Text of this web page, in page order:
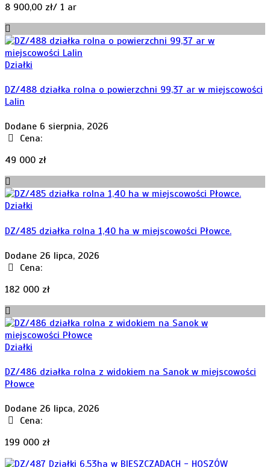
8 900,00 zł/ 1 ar
Działki
DZ/488 działka rolna o powierzchni 99,37 ar w miejscowości
Lalin
Dodane 6 sierpnia, 2026
Cena:
49 000 zł
Działki
DZ/485 działka rolna 1,40 ha w miejscowości Płowce.
Dodane 26 lipca, 2026
Cena:
182 000 zł
Działki
DZ/486 działka rolna z widokiem na Sanok w miejscowości
Płowce
Dodane 26 lipca, 2026
Cena:
199 000 zł